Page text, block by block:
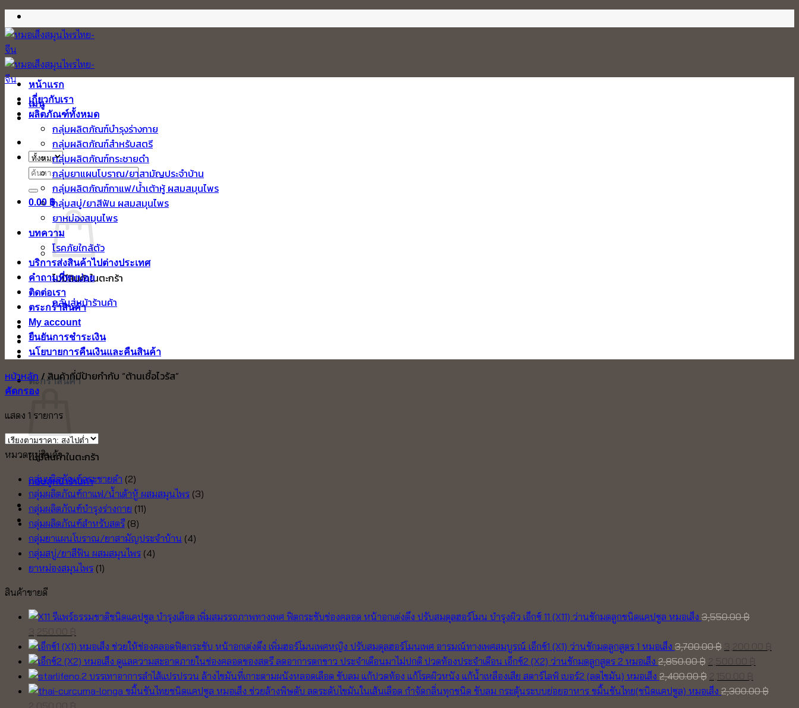
ข้าม
ไป
ยัง
เนื้อหา
เมนู
ค้นหา:
0.00 ฿
ไม่มีสินค้าในตะกร้า
กลับสู่หน้าร้านค้า
ตะกร้าสินค้า
ไม่มีสินค้าในตะกร้า
กลับสู่หน้าร้านค้า
หน้าแรก
เกี่ยวกับเรา
ผลิตภัณฑ์ทั้งหมด
กลุ่มผลิตภัณฑ์บำรุงร่างกาย
กลุ่มผลิตภัณฑ์สำหรับสตรี
กลุ่มผลิตภัณฑ์กระชายดำ
กลุ่มยาแผนโบราณ/ยาสามัญประจำบ้าน
กลุ่มผลิตภัณฑ์กาแฟ/น้ำเต้าหู้ ผสมสมุนไพร
กลุ่มสบู่/ยาสีฟัน ผสมสมุนไพร
ยาหม่องสมุนไพร
บทความ
โรคภัยใกล้ตัว
บริการส่งสินค้าไปต่างประเทศ
คำถามที่พบบ่อย
ติดต่อเรา
ตระกร้าสินค้า
My account
ยืนยันการชำระเงิน
นโยบายการคืนเงินและคืนสินค้า
หน้าหลัก/สินค้าที่มีป้ายกำกับ “ต้านเชื้อไวรัส”
คัดกรอง
แสดง 1 รายการ
หมวดหมู่สินค้า
กลุ่มผลิตภัณฑ์กระชายดำ (2)
กลุ่มผลิตภัณฑ์กาแฟ/น้ำเต้าหู้ ผสมสมุนไพร (3)
กลุ่มผลิตภัณฑ์บำรุงร่างกาย (11)
กลุ่มผลิตภัณฑ์สำหรับสตรี (8)
กลุ่มยาแผนโบราณ/ยาสามัญประจำบ้าน (4)
กลุ่มสบู่/ยาสีฟัน ผสมสมุนไพร (4)
ยาหม่องสมุนไพร (1)
สินค้าขายดี
เอ็กซ์ 11 (X11) ว่านชักมดลูกชนิดแคปซูล หมอเส็ง 3,550.00฿
price
was:
3,550.00 ฿.
price
is:
3,250.00 ฿.
เอ็กซ์1 (X1) ว่านชักมดลูกสูตร 1 หมอเส็ง 3,700.00฿
3,700.00 ฿.
เอ็กซ์2 (X2) ว่านชักมดลูกสูตร 2 หมอเส็ง 2,850.00฿
was:
is:
สตาร์ไลฟ์ เบอร์2 (ลดไขมัน) หมอเส็ง 2,400.00฿
price
price
ขมิ้นชันไทย(ชนิดแคปซูล) หมอเส็ง 2,300.00฿